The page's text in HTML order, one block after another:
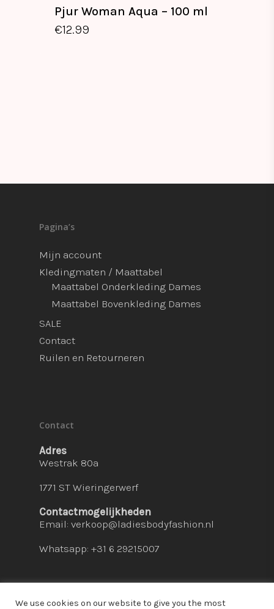
Pjur Woman Aqua – 100 ml
€12.99
€12.99
Pagina’s
Mijn account
Kledingmaten / Maattabel
Maattabel Onderkleding Dames
Maattabel Bovenkleding Dames
SALE
Contact
Ruilen en Retourneren
Contact
Adres
Westrak 80a
1771 ST Wieringerwerf
Contactmogelijkheden
Email: verkoop@ladiesbodyfashion.nl
Whatsapp: +31 6 29215007
We use cookies on our website to give you the most